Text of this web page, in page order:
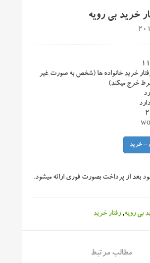
خرید بی رویه
خرید خانواده ها (شخص به صورت غیر
خرج میکند)
بعد از پرداخت بصورت فوری ارائه میشود.
بی رویه,رفتار خرید
مطالب مرتبط